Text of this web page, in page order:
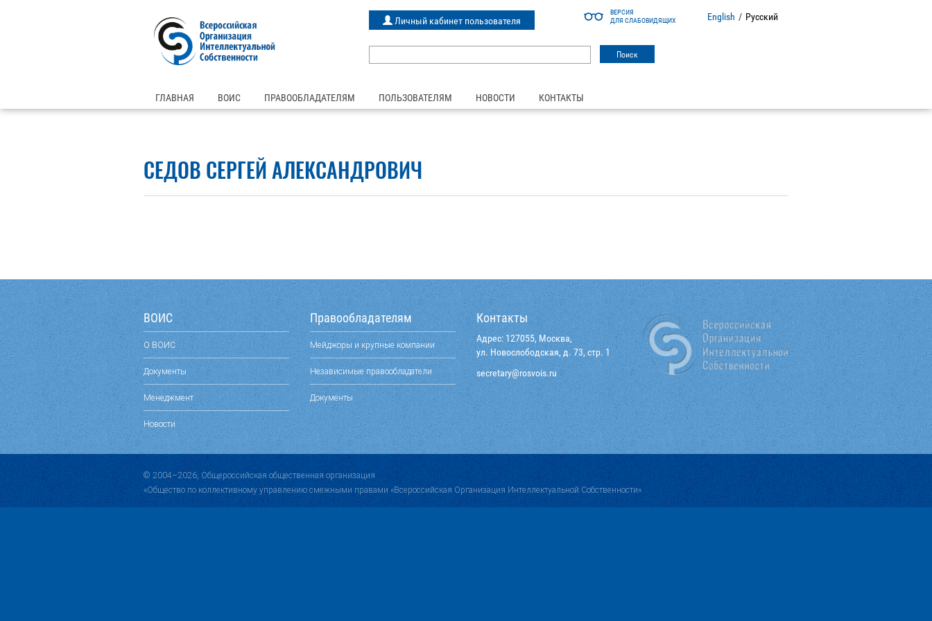
ВЕРСИЯ
ДЛЯ СЛАБОВИДЯЩИХ
English / Русский
Личный кабинет пользователя
ГЛАВНАЯ ВОИС ПРАВООБЛАДАТЕЛЯМ ПОЛЬЗОВАТЕЛЯМ НОВОСТИ КОНТАКТЫ
СЕДОВ СЕРГЕЙ АЛЕКСАНДРОВИЧ
ВОИС
О ВОИС
Документы
Менеджмент
Новости
Правообладателям
Мейджоры и крупные компании
Независимые правообладатели
Документы
Контакты
Адрес: 127055, Москва,
ул. Новослободская, д. 73, стр. 1
ur.siovsor
@yraterces
© 2004–2026, Общероссийская общественная организация
«Общество по коллективному управлению смежными правами «Всероссийская Организация Интеллектуальной Собственности»